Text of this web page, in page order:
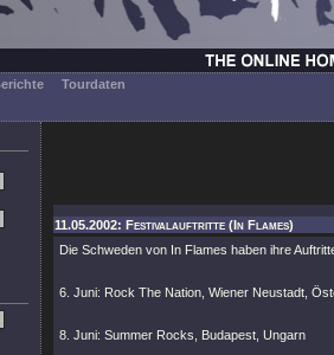
Tourdaten
11.05.2002: Festivalauftritte (In Flames)
Die Schweden von In Flames haben ihre
6. Juni: Rock The Nation, Wiener Neustadt,
8. Juni: Summer Rocks, Budapest, Ungarn